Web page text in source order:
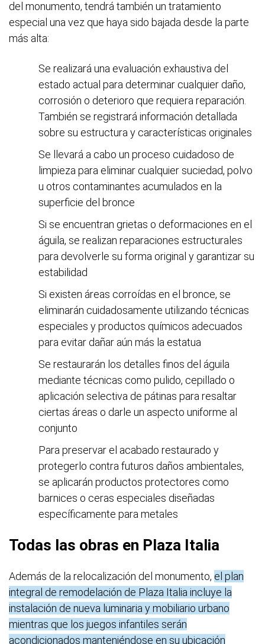
del monumento, tendrá también un tratamiento
especial una vez que haya sido bajada desde la parte
más alta:
Se realizará una evaluación exhaustiva del
estado actual para determinar cualquier daño,
corrosión o deterioro que requiera reparación.
También se registrará información detallada
sobre su estructura y características originales
Se llevará a cabo un proceso cuidadoso de
limpieza para eliminar cualquier suciedad, polvo
u otros contaminantes acumulados en la
superficie del bronce
Si se encuentran grietas o deformaciones en el
águila, se realizan reparaciones estructurales
para devolverle su forma original y garantizar su
estabilidad
Si existen áreas corroídas en el bronce, se
eliminarán cuidadosamente utilizando técnicas
especiales y productos químicos adecuados
para evitar dañar aún más la estatua
Se restaurarán los detalles finos del águila
mediante técnicas como pulido, cepillado o
aplicación selectiva de pátinas para resaltar
ciertas áreas o darle un aspecto uniforme al
conjunto
Para preservar el acabado restaurado y
protegerlo contra futuros daños ambientales,
se aplicarán productos protectores como
barnices o ceras especiales diseñadas
específicamente para metales
Todas las obras en Plaza Italia
Además de la relocalización del monumento, el plan
integral de remodelación de Plaza Italia incluye la
instalación de nueva luminaria y mobiliario urbano
mientras que los juegos infantiles serán
acondicionados manteniéndose en su ubicación